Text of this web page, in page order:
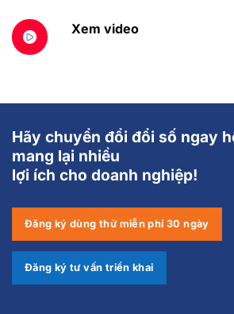
Xem video
Hãy chuyển đổi đổi số ngay
mang lại nhiều
lợi ích cho doanh nghiệp!
Đăng ký dùng thử miễn phí 30 ngày
Đăng ký tư vấn triển khai